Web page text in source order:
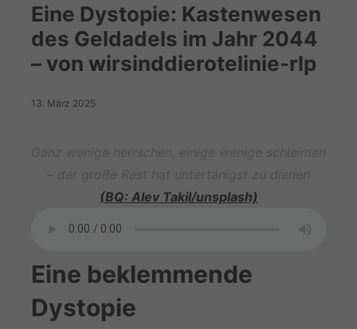
Eine Dystopie: Kastenwesen
des Geldadels im Jahr 2044
– von wirsinddierotelinie-rlp
13. März 2025
(BQ: Alev Takil/unsplash)
Eine beklemmende
Dystopie